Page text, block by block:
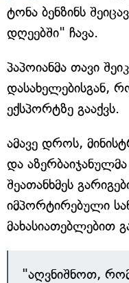
ტონა ბენზინს
დღეებში" ჩავა.
პაპოიანმა თავი
დასახელებისგან,
ექსპორტზე გააქვს.
ამავე დროს,
და
შეათანხმეს
იმპორტირებული
მახასიათებლებით
"აღვნიშნოთ,